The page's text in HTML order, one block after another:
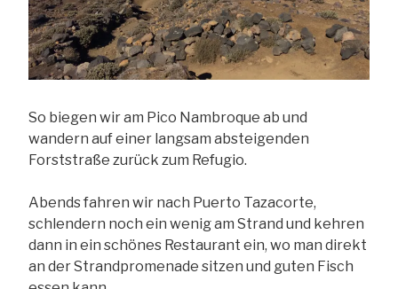
So biegen wir am Pico Nambroque ab und
wandern auf einer langsam absteigenden
Forststraße zurück zum Refugio.
Abends fahren wir nach Puerto Tazacorte,
schlendern noch ein wenig am Strand und kehren
dann in ein schönes Restaurant ein, wo man direkt
an der Strandpromenade sitzen und guten Fisch